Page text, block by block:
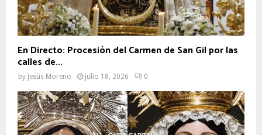
En Directo: Procesión del Carmen de San Gil por las
calles de...
by Jesús Moreno julio 18, 2026 0